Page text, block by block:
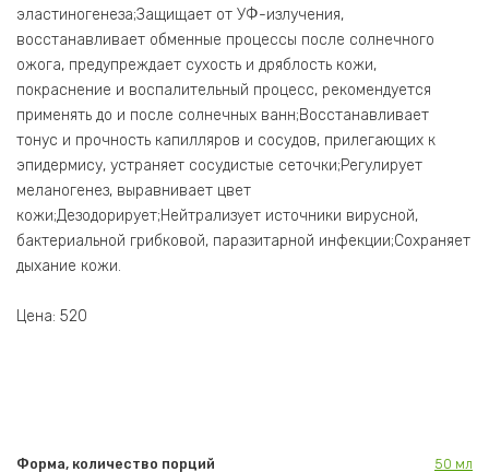
эластиногенеза;Защищает от УФ-излучения,
восстанавливает обменные процессы после солнечного
ожога, предупреждает сухость и дряблость кожи,
покраснение и воспалительный процесс, рекомендуется
применять до и после солнечных ванн;Восстанавливает
тонус и прочность капилляров и сосудов, прилегающих к
эпидермису, устраняет сосудистые сеточки;Регулирует
меланогенез, выравнивает цвет
кожи;Дезодорирует;Нейтрализует источники вирусной,
бактериальной грибковой, паразитарной инфекции;Сохраняет
дыхание кожи.
Цена: 520
Форма, количество порций 50 мл